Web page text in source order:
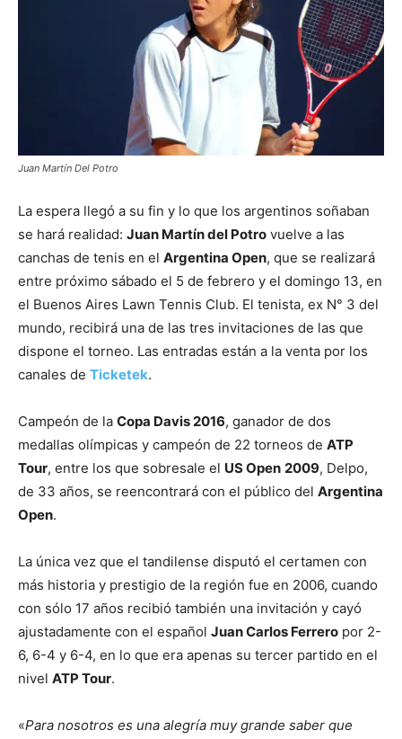
Juan Martín Del Potro
La espera llegó a su fin y lo que los argentinos soñaban
se hará realidad: Juan Martín del Potro vuelve a las
canchas de tenis en el Argentina Open, que se realizará
entre próximo sábado el 5 de febrero y el domingo 13, en
el Buenos Aires Lawn Tennis Club. El tenista, ex N° 3 del
mundo, recibirá una de las tres invitaciones de las que
dispone el torneo. Las entradas están a la venta por los
canales de Ticketek.
Campeón de la Copa Davis 2016, ganador de dos
medallas olímpicas y campeón de 22 torneos de ATP
Tour, entre los que sobresale el US Open 2009, Delpo,
de 33 años, se reencontrará con el público del Argentina
Open.
La única vez que el tandilense disputó el certamen con
más historia y prestigio de la región fue en 2006, cuando
con sólo 17 años recibió también una invitación y cayó
ajustadamente con el español Juan Carlos Ferrero por 2-
6, 6-4 y 6-4, en lo que era apenas su tercer partido en el
nivel ATP Tour.
«Para nosotros es una alegría muy grande saber que